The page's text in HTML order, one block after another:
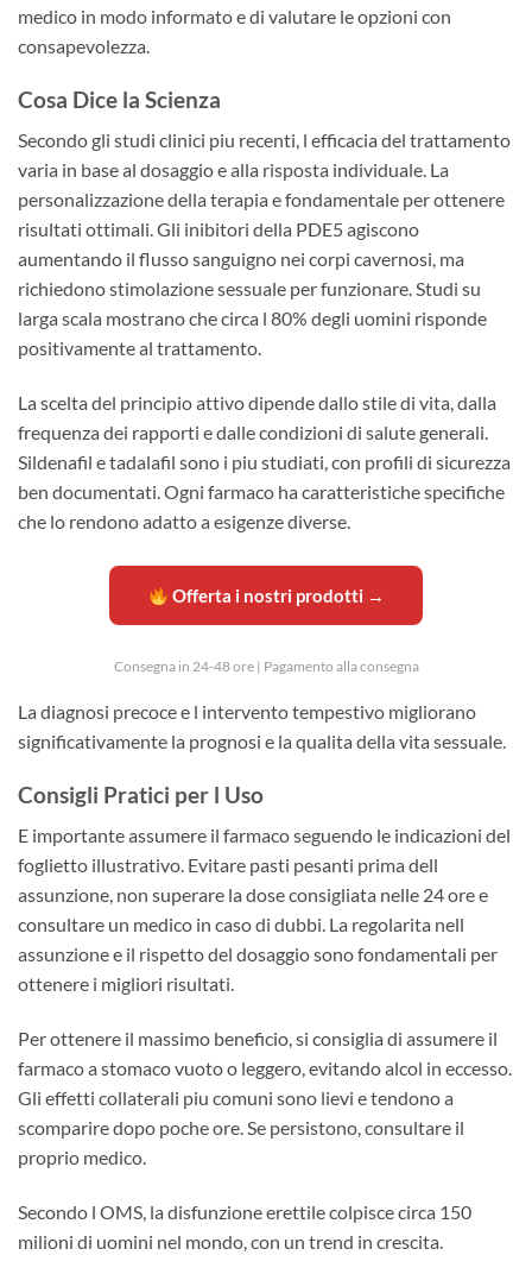
medico in modo informato e di valutare le opzioni con
consapevolezza.
Cosa Dice la Scienza
Secondo gli studi clinici piu recenti, l efficacia del trattamento
varia in base al dosaggio e alla risposta individuale. La
personalizzazione della terapia e fondamentale per ottenere
risultati ottimali. Gli inibitori della PDE5 agiscono
aumentando il flusso sanguigno nei corpi cavernosi, ma
richiedono stimolazione sessuale per funzionare. Studi su
larga scala mostrano che circa l 80% degli uomini risponde
positivamente al trattamento.
La scelta del principio attivo dipende dallo stile di vita, dalla
frequenza dei rapporti e dalle condizioni di salute generali.
Sildenafil e tadalafil sono i piu studiati, con profili di sicurezza
ben documentati. Ogni farmaco ha caratteristiche specifiche
che lo rendono adatto a esigenze diverse.
Offerta i nostri prodotti →
Consegna in 24-48 ore | Pagamento alla consegna
La diagnosi precoce e l intervento tempestivo migliorano
significativamente la prognosi e la qualita della vita sessuale.
Consigli Pratici per l Uso
E importante assumere il farmaco seguendo le indicazioni del
foglietto illustrativo. Evitare pasti pesanti prima dell
assunzione, non superare la dose consigliata nelle 24 ore e
consultare un medico in caso di dubbi. La regolarita nell
assunzione e il rispetto del dosaggio sono fondamentali per
ottenere i migliori risultati.
Per ottenere il massimo beneficio, si consiglia di assumere il
farmaco a stomaco vuoto o leggero, evitando alcol in eccesso.
Gli effetti collaterali piu comuni sono lievi e tendono a
scomparire dopo poche ore. Se persistono, consultare il
proprio medico.
Secondo l OMS, la disfunzione erettile colpisce circa 150
milioni di uomini nel mondo, con un trend in crescita.